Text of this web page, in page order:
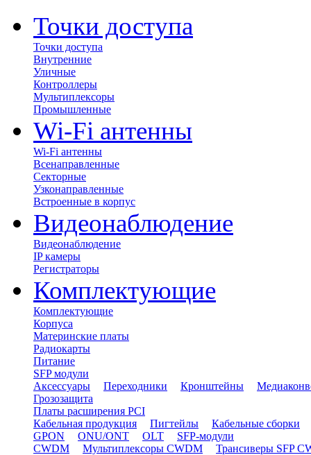
Точки доступа
Точки доступа
Внутренние
Уличные
Контроллеры
Мультиплексоры
Промышленные
Wi-Fi антенны
Wi-Fi антенны
Всенаправленные
Секторные
Узконаправленные
Встроенные в корпус
Видеонаблюдение
Видеонаблюдение
IP камеры
Регистраторы
Комплектующие
Комплектующие
Корпуса
Материнские платы
Радиокарты
Питание
SFP модули
Аксессуары
Переходники Кронштейны
Грозозащита
Платы расширения PCI
Кабельная продукция
Пигтейлы
Кабельные сборки
GPON
ONU/ONT OLT
SFP-модули
CWDM
Мультиплексоры CWDM Трансиверы SFP